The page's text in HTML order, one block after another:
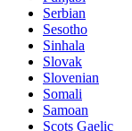
Serbian
Sesotho
Sinhala
Slovak
Slovenian
Somali
Samoan
Scots Gaelic